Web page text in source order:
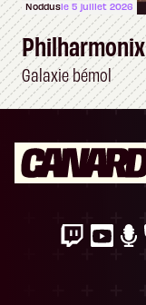
Noddusle 5 juillet 2026
Philharmonix
Galaxie bémol